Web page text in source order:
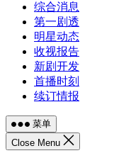
综合消息
第一剧透
明星动态
收视报告
新剧开发
首播时刻
续订情报
菜单
Close Menu